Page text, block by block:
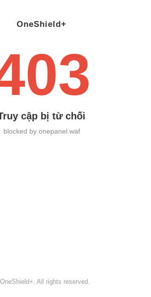
OneShield+
cập bị từ chối
blocked by onepanel waf
OneShield+. All rights reserved.